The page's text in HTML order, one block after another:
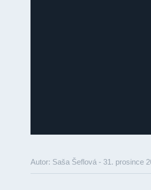
Autor: Saša Šeflová - 31. prosince